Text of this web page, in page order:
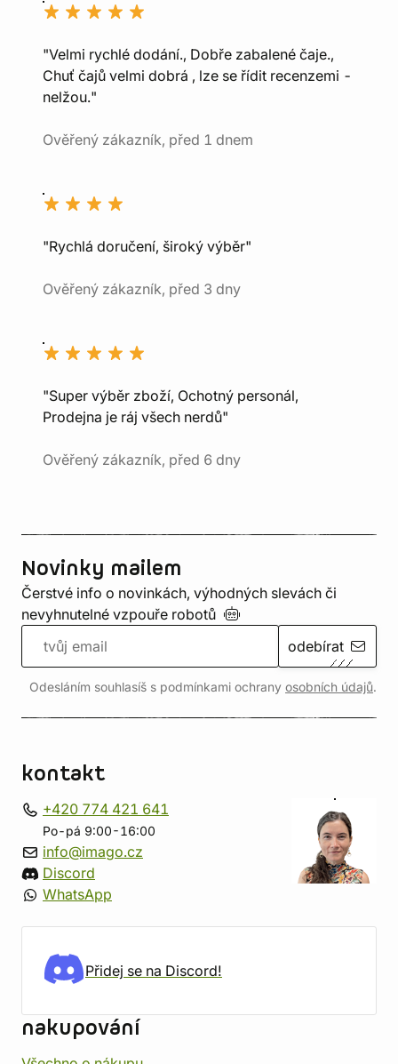
"Velmi rychlé dodání., Dobře zabalené čaje.,
Chuť čajů velmi dobrá , lze se řídit recenzemi -
nelžou."
Ověřený zákazník, před 1 dnem
"Rychlá doručení, široký výběr"
Ověřený zákazník, před 3 dny
"Super výběr zboží, Ochotný personál,
Prodejna je ráj všech nerdů"
Ověřený zákazník, před 6 dny
Novinky mailem
Čerstvé info o novinkách, výhodných slevách či
nevyhnutelné vzpouře robotů
odebírat
Odesláním souhlasíš s podmínkami ochrany osobních údajů.
kontakt
+420 774 421 641
Po-pá 9:00-16:00
info@imago.cz
Discord
WhatsApp
Přidej se na Discord!
nakupování